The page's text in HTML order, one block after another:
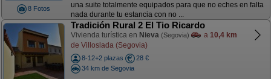
8 Fotos
una suite totalmente equipados para que no eches en falta
nada durante tu estancia con no ...
Tradición Rural 2 El Tio Ricardo
Vivienda turística en Nieva (Segovia) a 10,4 km
de Villoslada (Segovia)
8-12+2 plazas
28 €
34 km de Segovia